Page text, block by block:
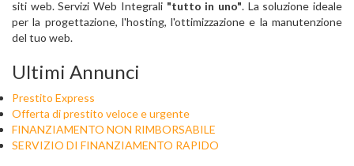
siti web. Servizi Web Integrali "tutto in uno". La soluzione ideale
per la progettazione, l'hosting, l'ottimizzazione e la manutenzione
del tuo web.
Ultimi Annunci
Prestito Express
Offerta di prestito veloce e urgente
FINANZIAMENTO NON RIMBORSABILE
SERVIZIO DI FINANZIAMENTO RAPIDO